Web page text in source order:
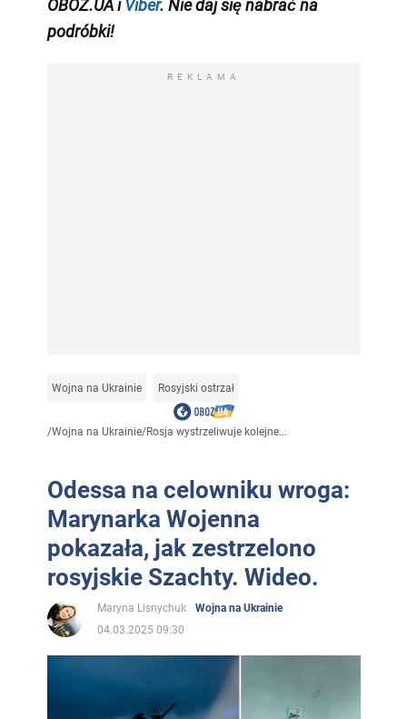
OBOZ.UA iViber. Nie daj się nabrać na
podróbki!
REKLAMA
Wojna na Ukrainie Rosyjski ostrzał
/Wojna na Ukrainie/Rosja wystrzeliwuje kolejne...
Odessa na celowniku wroga:
Marynarka Wojenna
pokazała, jak zestrzelono
rosyjskie Szachty. Wideo.
Maryna Lisnychuk
Wojna na Ukrainie
04.03.2025 09:30